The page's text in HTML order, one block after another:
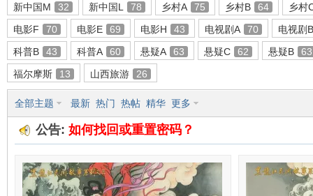
画
新中国M
32 新中国L 78 乡村A 75 乡村B 64
乡村
电影F
70 电影E 69 电影H 43 电视剧A 70
电视剧B
科普B
43 科普A 60 悬疑A 63 悬疑C 62 悬疑B
63
福尔摩斯
13 山西旅游 26
全部主题 最新 热门 热帖 精华 更多
公告: 如何找回或重置密码？